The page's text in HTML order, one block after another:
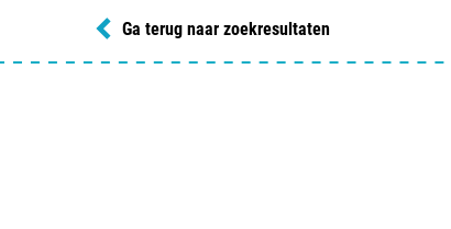
Ga terug naar zoekresultaten